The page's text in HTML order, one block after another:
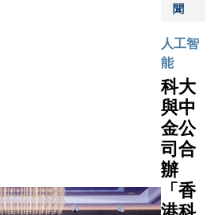
聞
人工智
能
科大
與中
金公
司合
辦
「香